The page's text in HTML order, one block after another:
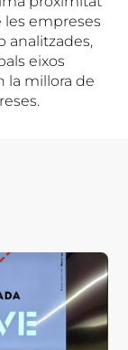
les empreses
analitzades,
eixos
la millora de